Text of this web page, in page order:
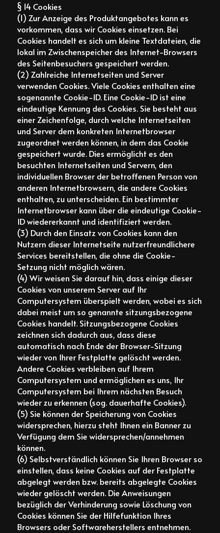
§ 14 Cookies
(1) Zur Anzeige des Produktangebotes kann es
vorkommen, dass wir Cookies einsetzen. Bei
Cookies handelt es sich um kleine Textdateien, die
lokal im Zwischenspeicher des Internet-Browsers
des Seitenbesuchers gespeichert werden.
(2) Zahlreiche Internetseiten und Server
verwenden Cookies. Viele Cookies enthalten eine
sogenannte Cookie-ID. Eine Cookie-ID ist eine
eindeutige Kennung des Cookies. Sie besteht aus
einer Zeichenfolge, durch welche Internetseiten
und Server dem konkreten Internetbrowser
zugeordnet werden können, in dem das Cookie
gespeichert wurde. Dies ermöglicht es den
besuchten Internetseiten und Servern, den
individuellen Browser der betroffenen Person von
anderen Internetbrowsern, die andere Cookies
enthalten, zu unterscheiden. Ein bestimmter
Internetbrowser kann über die eindeutige Cookie-
ID wiedererkannt und identifiziert werden.
(3) Durch den Einsatz von Cookies kann den
Nutzern dieser Internetseite nutzerfreundlichere
Services bereitstellen, die ohne die Cookie-
Setzung nicht möglich wären.
(4) Wir weisen Sie darauf hin, dass einige dieser
Cookies von unserem Server auf Ihr
Computersystem überspielt werden, wobei es sich
dabei meist um so genannte sitzungsbezogene
Cookies handelt. Sitzungsbezogene Cookies
zeichnen sich dadurch aus, dass diese
automatisch nach Ende der Browser-Sitzung
wieder von Ihrer Festplatte gelöscht werden.
Andere Cookies verbleiben auf Ihrem
Computersystem und ermöglichen es uns, Ihr
Computersystem bei Ihrem nächsten Besuch
wieder zu erkennen (sog. dauerhafte Cookies).
(5) Sie können der Speicherung von Cookies
widersprechen, hierzu steht Ihnen ein Banner zu
Verfügung dem Sie widersprechen/annehmen
können.
(6) Selbstverständlich können Sie Ihren Browser so
einstellen, dass keine Cookies auf der Festplatte
abgelegt werden bzw. bereits abgelegte Cookies
wieder gelöscht werden. Die Anweisungen
bezüglich der Verhinderung sowie Löschung von
Cookies können Sie der Hilfefunktion Ihres
Browsers oder Softwareherstellers entnehmen.